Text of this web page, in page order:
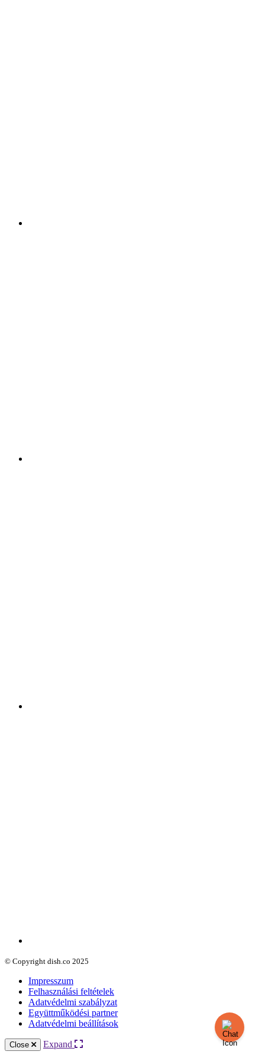
© Copyright dish.co 2025
Impresszum
Felhasználási feltételek
Adatvédelmi szabályzat
Együttműködési partner
Adatvédelmi beállítások
Close Expand